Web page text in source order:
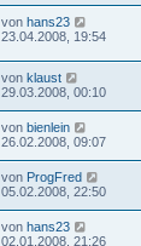
von hans23
23.04.2008, 19:54
von klaust
29.03.2008, 00:10
von bienlein
26.02.2008, 09:07
von ProgFred
05.02.2008, 22:50
von hans23
02.01.2008, 21:26